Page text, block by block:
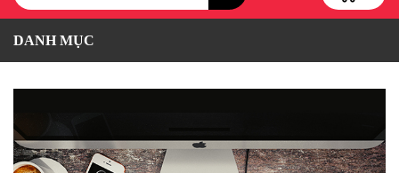
DANH MỤC